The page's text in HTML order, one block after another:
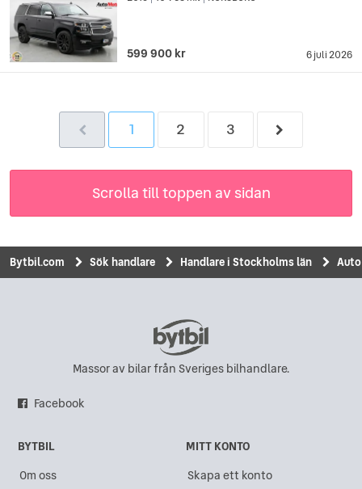
6 juli 2026
599 900 kr
1 2 3
Scrolla till toppen av sidan
Bytbil.com Sök handlare Handlare i Stockholms län
Massor av bilar från Sveriges bilhandlare.
Facebook
BYTBIL
Om oss
MITT KONTO
Skapa ett konto